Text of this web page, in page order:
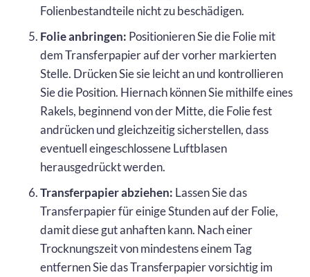
Folienbestandteile nicht zu beschädigen.
Folie anbringen: Positionieren Sie die Folie mit
dem Transferpapier auf der vorher markierten
Stelle. Drücken Sie sie leicht an und kontrollieren
Sie die Position. Hiernach können Sie mithilfe eines
Rakels, beginnend von der Mitte, die Folie fest
andrücken und gleichzeitig sicherstellen, dass
eventuell eingeschlossene Luftblasen
herausgedrückt werden.
Transferpapier abziehen: Lassen Sie das
Transferpapier für einige Stunden auf der Folie,
damit diese gut anhaften kann. Nach einer
Trocknungszeit von mindestens einem Tag
entfernen Sie das Transferpapier vorsichtig im